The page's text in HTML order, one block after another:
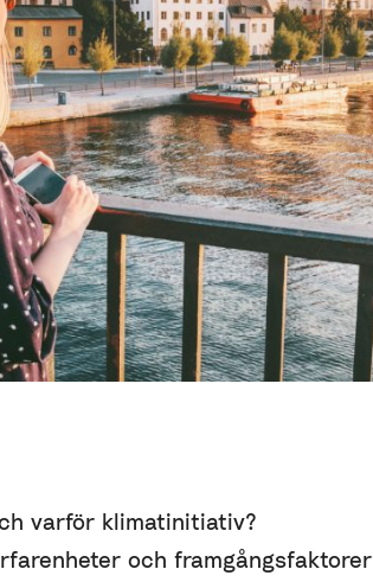
varför klimatinitiativ?
och framgångsfaktorer